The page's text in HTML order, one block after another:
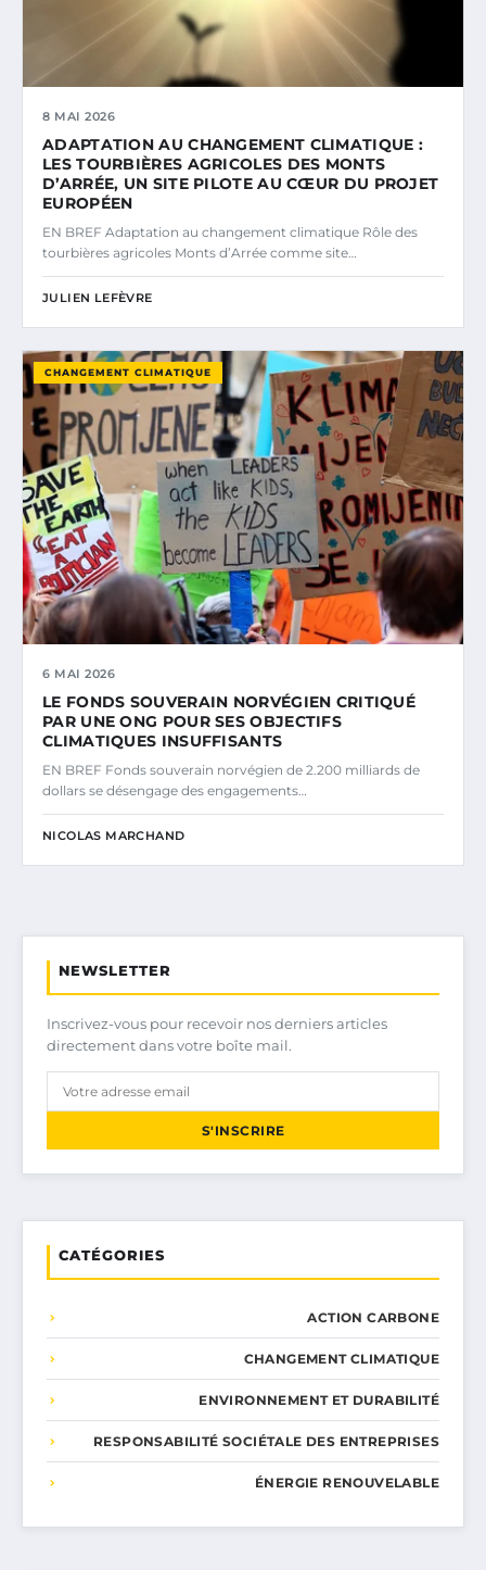
8 MAI 2026
ADAPTATION AU CHANGEMENT CLIMATIQUE :
LES TOURBIÈRES AGRICOLES DES MONTS
D’ARRÉE, UN SITE PILOTE AU CŒUR DU PROJET
EUROPÉEN
EN BREF Adaptation au changement climatique Rôle des
tourbières agricoles Monts d’Arrée comme site…
JULIEN LEFÈVRE
CHANGEMENT CLIMATIQUE
6 MAI 2026
LE FONDS SOUVERAIN NORVÉGIEN CRITIQUÉ
PAR UNE ONG POUR SES OBJECTIFS
CLIMATIQUES INSUFFISANTS
EN BREF Fonds souverain norvégien de 2.200 milliards de
dollars se désengage des engagements…
NICOLAS MARCHAND
NEWSLETTER
Inscrivez-vous pour recevoir nos derniers articles
directement dans votre boîte mail.
S'INSCRIRE
CATÉGORIES
ACTION CARBONE
CHANGEMENT CLIMATIQUE
ENVIRONNEMENT ET DURABILITÉ
RESPONSABILITÉ SOCIÉTALE DES ENTREPRISES
ÉNERGIE RENOUVELABLE